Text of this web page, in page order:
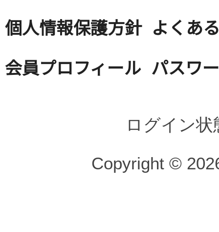
個人情報保護方針 よくあ
会員プロフィール パスワ
ログイン
Copyright ©